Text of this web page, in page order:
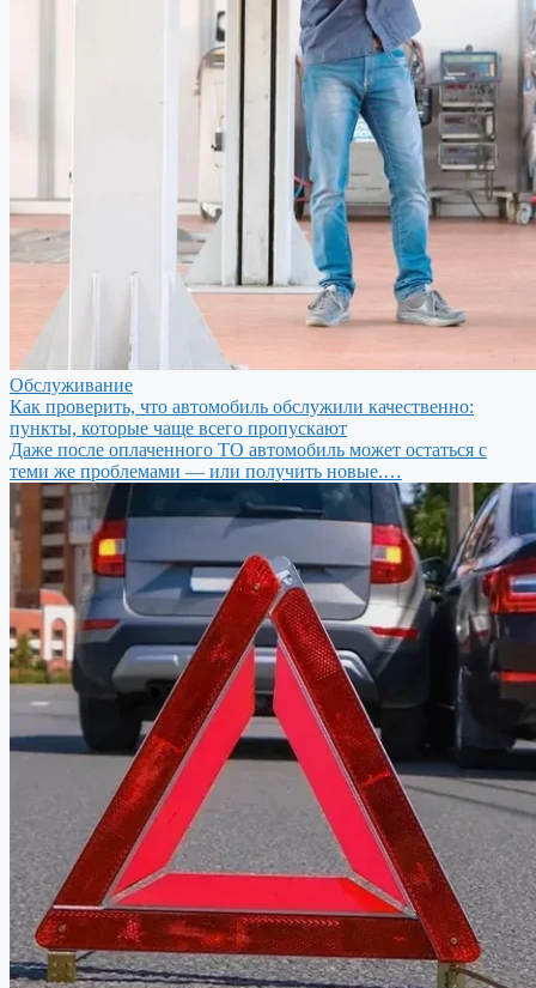
Обслуживание
Как проверить, что автомобиль обслужили качественно:
пункты, которые чаще всего пропускают
Даже после оплаченного ТО автомобиль может остаться с
теми же проблемами — или получить новые.…